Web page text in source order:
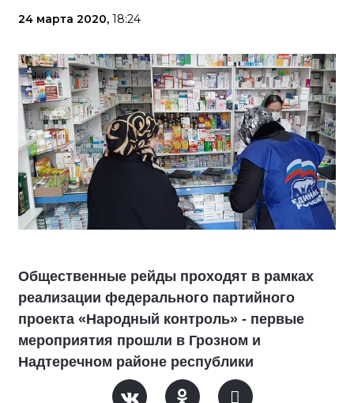
24 марта 2020, 18:24
Общественные рейды проходят в рамках
реализации федерального партийного
проекта «Народный контроль» - первые
мероприятия прошли в Грозном и
Надтеречном районе республики